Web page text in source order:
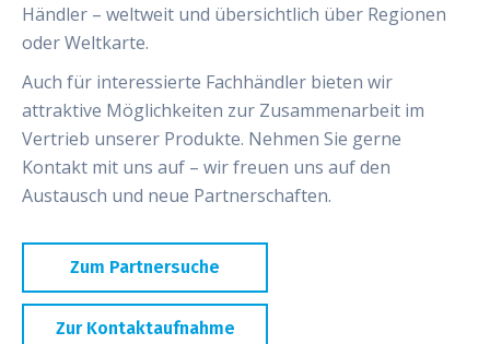
Händler – weltweit und übersichtlich über Regionen
oder Weltkarte.
Auch für interessierte Fachhändler bieten wir
attraktive Möglichkeiten zur Zusammenarbeit im
Vertrieb unserer Produkte. Nehmen Sie gerne
Kontakt mit uns auf – wir freuen uns auf den
Austausch und neue Partnerschaften.
Zum Partnersuche
Zur Kontaktaufnahme